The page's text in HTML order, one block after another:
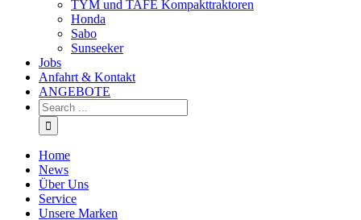
TYM und TAFE Kompakttraktoren
Honda
Sabo
Sunseeker
Jobs
Anfahrt & Kontakt
ANGEBOTE
Home
News
Über Uns
Service
Unsere Marken